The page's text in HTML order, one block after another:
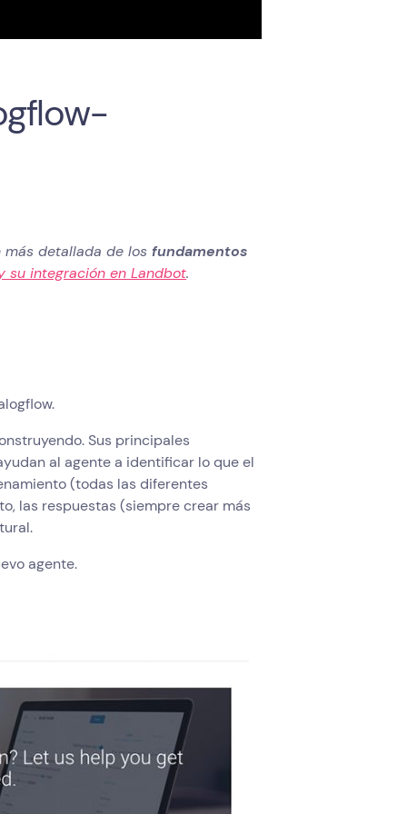
más detallada de losfundamentos
su integración en Landbot.
Sus principales
al agente a identificar lo que el
(todas las diferentes
las respuestas (siempre crear más
agente.